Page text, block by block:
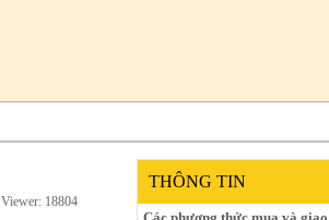
Viewer: 18804
THÔNG TIN